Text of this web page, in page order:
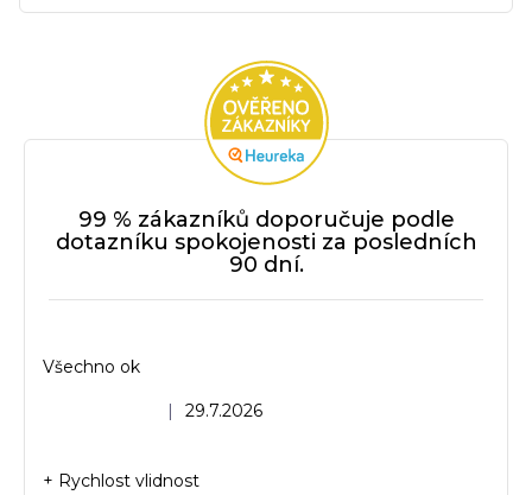
99 % zákazníků doporučuje podle
dotazníku spokojenosti za posledních
90 dní.
Hodnocení obchodu je 5 z 5 hvězdiček.
29.7.2026
Všechno ok
+ Rychlost vlidnost